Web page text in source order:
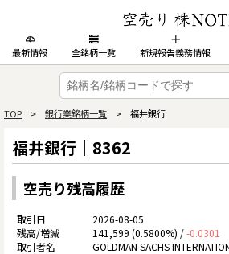
最新情報 全銘柄一覧 新規報告義務情報
TOP > 銀行業銘柄一覧 > 福井銀行
福井銀行｜8362
空売り残高履歴
2026-08-05
141,599 (0.5800%) /-0.0301
GOLDMAN SACHS